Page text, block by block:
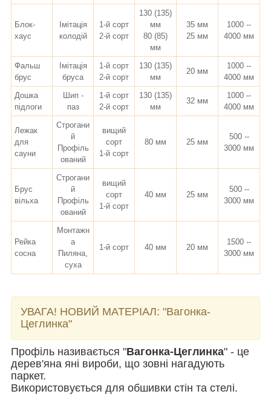
Блок-
хаус
Імітація
колодій
1-й сорт
2-й сорт
130 (135)
мм
80 (85)
мм
35 мм
25 мм
1000 --
4000 мм
Фальш
брус
Імітація
бруса
1-й сорт
2-й сорт
130 (135)
мм
20 мм
1000 --
4000 мм
Дошка
підлоги
Шип -
паз
1-й сорт
2-й сорт
130 (135)
мм
32 мм
1000 --
4000 мм
Лежак
для
сауни
Строгани
й
Профіль
ований
вищий
сорт
1-й сорт
80 мм 25 мм
500 --
3000 мм
Брус
вільха
Строгани
й
Профіль
ований
вищий
сорт
1-й сорт
40 мм 25 мм
500 --
3000 мм
Рейка
сосна
Монтажн
а
Пиляна,
суха
1-й сорт 40 мм 20 мм
1500 --
3000 мм
УВАГА! НОВИЙ МАТЕРІАЛ: "Вагонка-
Цеглинка"
Профіль називається "Вагонка-Цеглинка" - це
дерев'яна яні вироби, що зовні нагадують
паркет.
Використовується для обшивки стін та стелі.